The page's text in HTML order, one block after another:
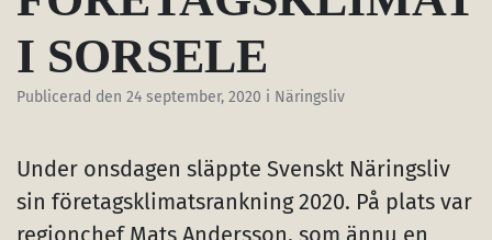
I SORSELE
Publicerad den 24 september, 2020 i Näringsliv
Under onsdagen släppte Svenskt Näringsliv
sin företagsklimatsrankning 2020. På plats var
regionchef Mats Andersson, som ännu en